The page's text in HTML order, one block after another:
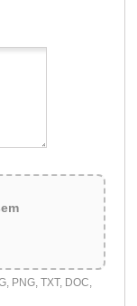
PNG, TXT, DOC,